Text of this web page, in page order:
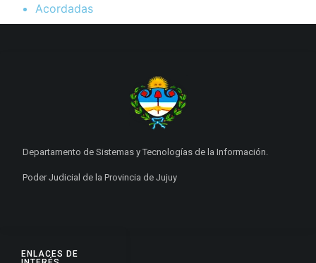
Acordadas
ENLACES DE
Departamento de Sistemas y Tecnologías de la Información.
Poder Judicial de la Provincia de Jujuy